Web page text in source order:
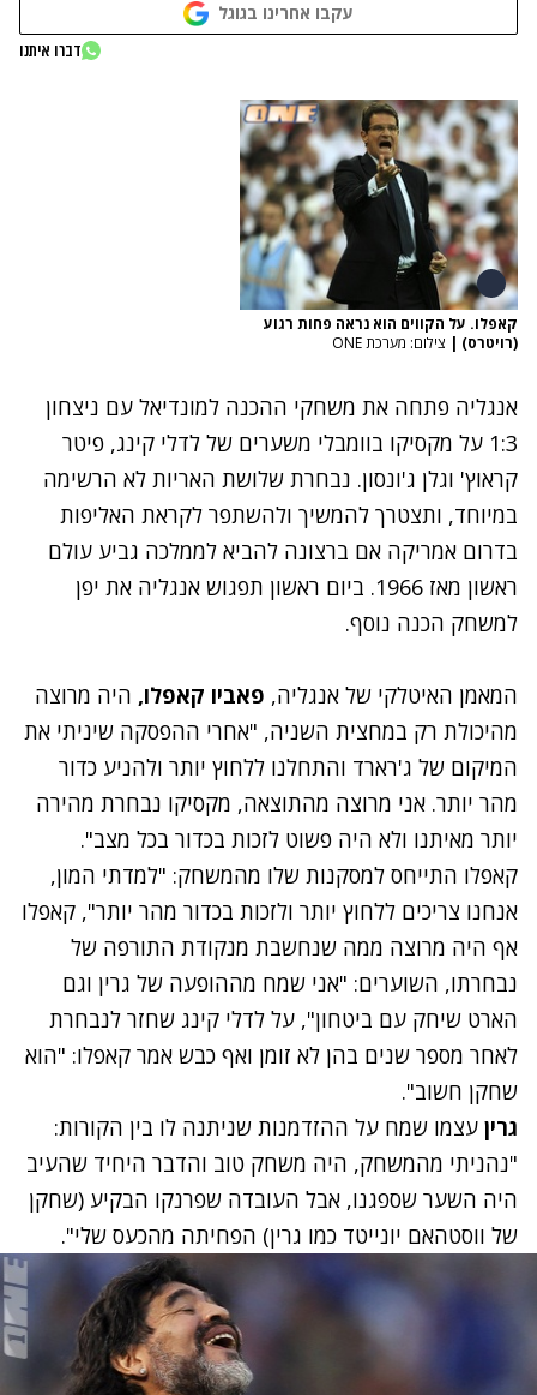
עקבו אחרינו בגוגל
דברו איתנו
קאפלו. על הקווים הוא נראה פחות רגוע
(רויטרס) | צילום: מערכת ONE
אנגליה פתחה את משחקי ההכנה למונדיאל עם ניצחון
1:3 על מקסיקו בוומבלי משערים של לדלי קינג, פיטר
קראוץ' וגלן ג'ונסון. נבחרת שלושת האריות לא הרשימה
במיוחד, ותצטרך להמשיך ולהשתפר לקראת האליפות
בדרום אמריקה אם ברצונה להביא לממלכה גביע עולם
ראשון מאז 1966. ביום ראשון תפגוש אנגליה את יפן
למשחק הכנה נוסף.
המאמן האיטלקי של אנגליה, פאביו קאפלו, היה מרוצה
מהיכולת רק במחצית השניה, "אחרי ההפסקה שיניתי את
המיקום של ג'רארד והתחלנו ללחוץ יותר ולהניע כדור
מהר יותר. אני מרוצה מהתוצאה, מקסיקו נבחרת מהירה
יותר מאיתנו ולא היה פשוט לזכות בכדור בכל מצב".
קאפלו התייחס למסקנות שלו מהמשחק: "למדתי המון,
אנחנו צריכים ללחוץ יותר ולזכות בכדור מהר יותר", קאפלו
אף היה מרוצה ממה שנחשבת מנקודת התורפה של
נבחרתו, השוערים: "אני שמח מההופעה של גרין וגם
הארט שיחק עם ביטחון", על לדלי קינג שחזר לנבחרת
לאחר מספר שנים בהן לא זומן ואף כבש אמר קאפלו: "הוא
שחקן חשוב".
גרין עצמו שמח על ההזדמנות שניתנה לו בין הקורות:
"נהניתי מהמשחק, היה משחק טוב והדבר היחיד שהעיב
היה השער שספגנו, אבל העובדה שפרנקו הבקיע (שחקן
של ווסטהאם יונייטד כמו גרין) הפחיתה מהכעס שלי".